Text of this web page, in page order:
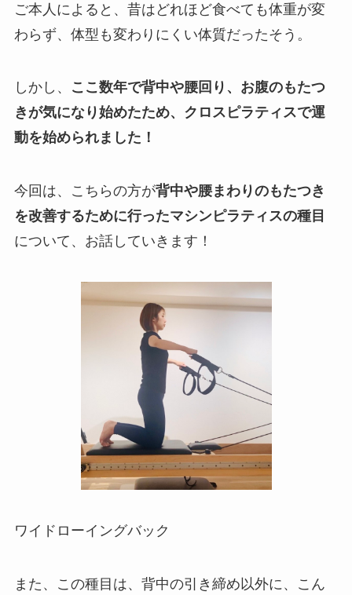
ご本人によると、昔はどれほど食べても体重が変
わらず、体型も変わりにくい体質だったそう。
しかし、
ここ数年で背中や腰回り、お腹のもたつ
きが気になり始めたため、クロスピラティスで運
動を始められました！
今回は、こちらの方が背中や腰まわりのもたつき
を改善するために行ったマシンピラティスの種目
について、お話していきます！
ワイドローイングバック
また、この種目は、背中の引き締め以外に、こん